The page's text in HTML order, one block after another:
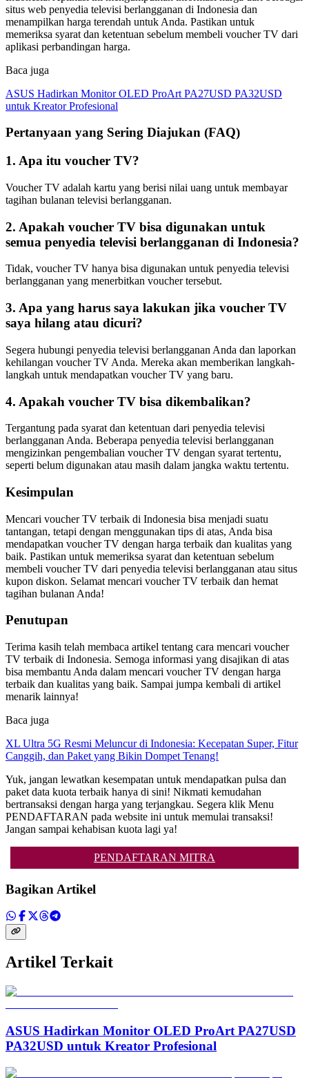
situs web penyedia televisi berlangganan di Indonesia dan
menampilkan harga terendah untuk Anda. Pastikan untuk
memeriksa syarat dan ketentuan sebelum membeli voucher TV dari
aplikasi perbandingan harga.
Baca juga
ASUS Hadirkan Monitor OLED ProArt PA27USD PA32USD
untuk Kreator Profesional
Pertanyaan yang Sering Diajukan (FAQ)
1. Apa itu voucher TV?
Voucher TV adalah kartu yang berisi nilai uang untuk membayar
tagihan bulanan televisi berlangganan.
2. Apakah voucher TV bisa digunakan untuk
semua penyedia televisi berlangganan di Indonesia?
Tidak, voucher TV hanya bisa digunakan untuk penyedia televisi
berlangganan yang menerbitkan voucher tersebut.
3. Apa yang harus saya lakukan jika voucher TV
saya hilang atau dicuri?
Segera hubungi penyedia televisi berlangganan Anda dan laporkan
kehilangan voucher TV Anda. Mereka akan memberikan langkah-
langkah untuk mendapatkan voucher TV yang baru.
4. Apakah voucher TV bisa dikembalikan?
Tergantung pada syarat dan ketentuan dari penyedia televisi
berlangganan Anda. Beberapa penyedia televisi berlangganan
mengizinkan pengembalian voucher TV dengan syarat tertentu,
seperti belum digunakan atau masih dalam jangka waktu tertentu.
Kesimpulan
Mencari voucher TV terbaik di Indonesia bisa menjadi suatu
tantangan, tetapi dengan menggunakan tips di atas, Anda bisa
mendapatkan voucher TV dengan harga terbaik dan kualitas yang
baik. Pastikan untuk memeriksa syarat dan ketentuan sebelum
membeli voucher TV dari penyedia televisi berlangganan atau situs
kupon diskon. Selamat mencari voucher TV terbaik dan hemat
tagihan bulanan Anda!
Penutupan
Terima kasih telah membaca artikel tentang cara mencari voucher
TV terbaik di Indonesia. Semoga informasi yang disajikan di atas
bisa membantu Anda dalam mencari voucher TV dengan harga
terbaik dan kualitas yang baik. Sampai jumpa kembali di artikel
menarik lainnya!
Baca juga
XL Ultra 5G Resmi Meluncur di Indonesia: Kecepatan Super, Fitur
Canggih, dan Paket yang Bikin Dompet Tenang!
Yuk, jangan lewatkan kesempatan untuk mendapatkan pulsa dan
paket data kuota terbaik hanya di sini! Nikmati kemudahan
bertransaksi dengan harga yang terjangkau. Segera klik Menu
PENDAFTARAN pada website ini untuk memulai transaksi!
Jangan sampai kehabisan kuota lagi ya!
PENDAFTARAN MITRA
Bagikan Artikel
Artikel Terkait
ASUS Hadirkan Monitor OLED ProArt PA27USD
PA32USD untuk Kreator Profesional